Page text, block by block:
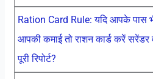
Ration Card Rule: यदि आपके पास
आपकी कमाई तो राशन कार्ड करें सरेंडर
पूरी रिपोर्ट?